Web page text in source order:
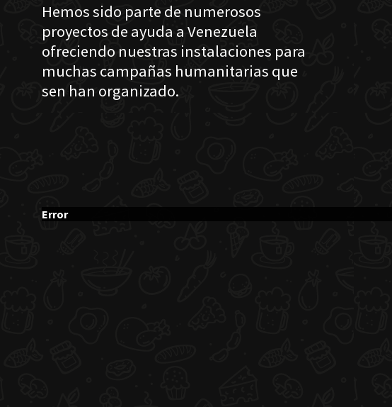
Hemos sido parte de numerosos
proyectos de ayuda a Venezuela
ofreciendo nuestras instalaciones para
muchas campañas humanitarias que
sen han organizado.
Error